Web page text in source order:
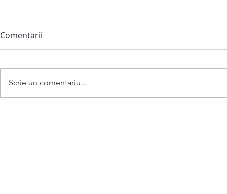
Comentarii
Scrie un comentariu...